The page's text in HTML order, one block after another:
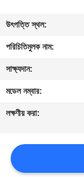
যোগাযোগ
করুন
খবর
উদ্ধৃতির
জন্য
উৎপত্তি স্থল:
পরিচিতিমুলক নাম:
সাক্ষ্যদান:
মডেল নম্বার:
লক্ষণীয় করা: